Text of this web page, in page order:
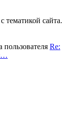
тематикой сайта.
Re: